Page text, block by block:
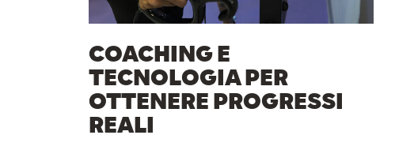
COACHING E
TECNOLOGIA PER
OTTENERE PROGRESSI
REALI